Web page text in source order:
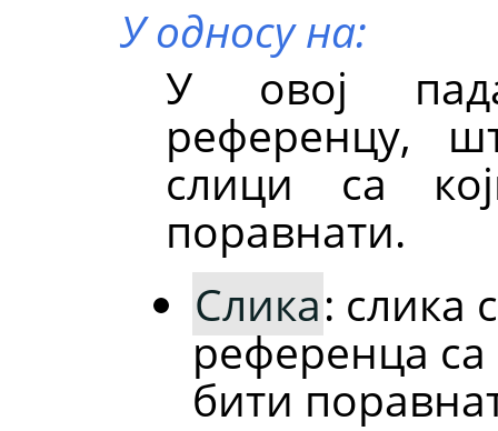
У односу на:
У овој
референцу,
слици са
поравнати.
Слика: слика
референца са
бити